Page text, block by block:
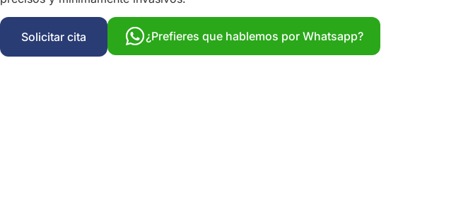
Solicitar cita ¿Prefieres que hablemos por Whatsapp?